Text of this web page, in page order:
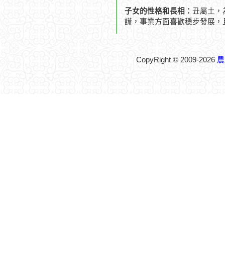
子女的性格和長相： 丑屬土，
謊，事業方面喜歡穩步發展，
CopyRight © 2009-2026